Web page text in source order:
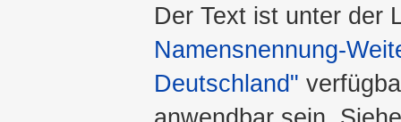
Der Text ist unter der
Namensnennung-
Deutschland"